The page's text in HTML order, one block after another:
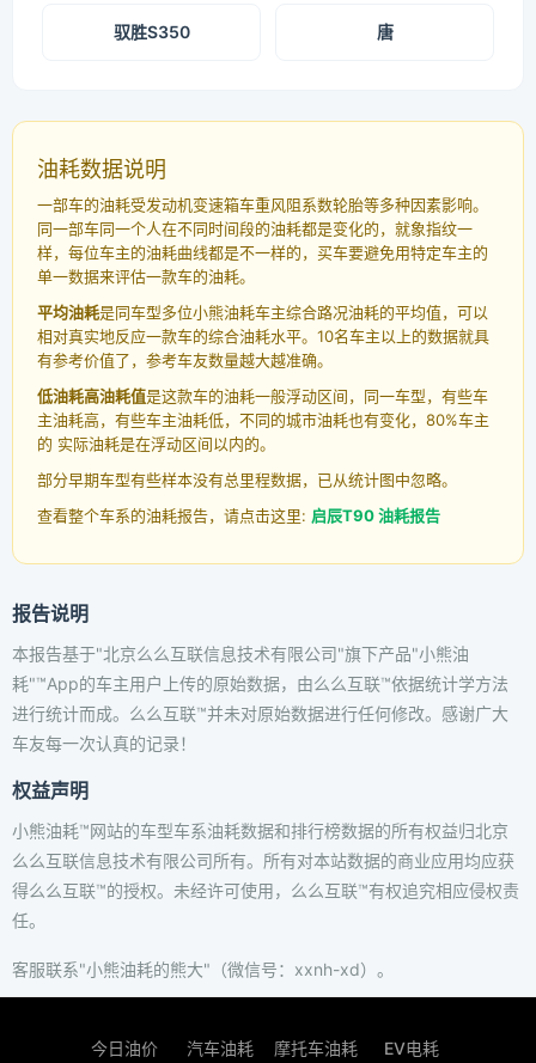
驭胜S350 唐
油耗数据说明
一部车的油耗受发动机变速箱车重风阻系数轮胎等多种因素影响。
同一部车同一个人在不同时间段的油耗都是变化的，就象指纹一
样，每位车主的油耗曲线都是不一样的，买车要避免用特定车主的
单一数据来评估一款车的油耗。
平均油耗是同车型多位小熊油耗车主综合路况油耗的平均值，可以
相对真实地反应一款车的综合油耗水平。10名车主以上的数据就具
有参考价值了，参考车友数量越大越准确。
低油耗高油耗值是这款车的油耗一般浮动区间，同一车型，有些车
主油耗高，有些车主油耗低，不同的城市油耗也有变化，80%车主
的 实际油耗是在浮动区间以内的。
部分早期车型有些样本没有总里程数据，已从统计图中忽略。
查看整个车系的油耗报告，请点击这里: 启辰T90 油耗报告
报告说明
本报告基于"北京么么互联信息技术有限公司"旗下产品"小熊油
耗"™App的车主用户上传的原始数据，由么么互联™依据统计学方法
进行统计而成。么么互联™并未对原始数据进行任何修改。感谢广大
车友每一次认真的记录！
权益声明
小熊油耗™网站的车型车系油耗数据和排行榜数据的所有权益归北京
么么互联信息技术有限公司所有。所有对本站数据的商业应用均应获
得么么互联™的授权。未经许可使用，么么互联™有权追究相应侵权责
任。
客服联系"小熊油耗的熊大"（微信号：xxnh-xd）。
今日油价 汽车油耗 摩托车油耗 EV电耗